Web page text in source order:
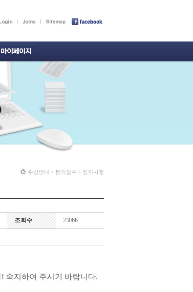
수강안내 > 문의접수 > 공지사항
조회수 23066
숙지하여 주시기 바랍니다.